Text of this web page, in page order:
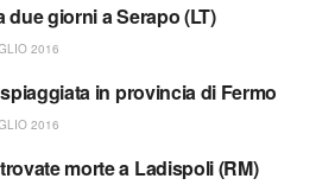
giorni a Serapo (LT)
2016
in provincia di Fermo
2016
morte a Ladispoli (RM)